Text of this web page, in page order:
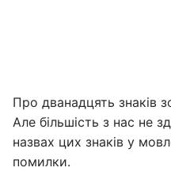
Про дванадцять знаків
Але більшість з нас не
назвах цих знаків у
помилки.